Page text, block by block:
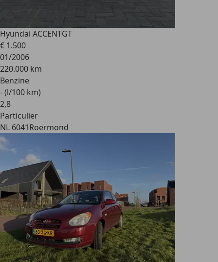
Hyundai ACCENTGT
€ 1.500
01/2006
220.000 km
Benzine
- (l/100 km)
2,8
Particulier
NL 6041Roermond